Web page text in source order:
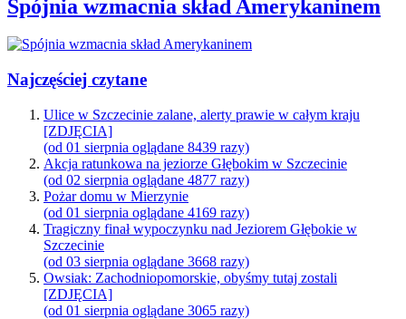
Spójnia wzmacnia skład Amerykaninem
Najczęściej czytane
Ulice w Szczecinie zalane, alerty prawie w całym kraju
[ZDJĘCIA]
(od 01 sierpnia oglądane 8439 razy)
Akcja ratunkowa na jeziorze Głębokim w Szczecinie
(od 02 sierpnia oglądane 4877 razy)
Pożar domu w Mierzynie
(od 01 sierpnia oglądane 4169 razy)
Tragiczny finał wypoczynku nad Jeziorem Głębokie w
Szczecinie
(od 03 sierpnia oglądane 3668 razy)
Owsiak: Zachodniopomorskie, obyśmy tutaj zostali
[ZDJĘCIA]
(od 01 sierpnia oglądane 3065 razy)